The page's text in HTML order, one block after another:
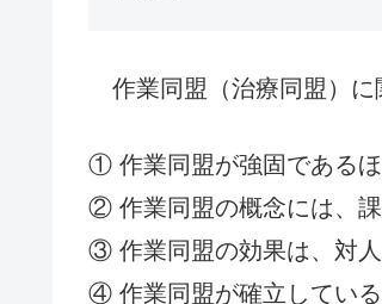
作業同盟（治療同盟）に
① 作業同盟が強固であるほ
② 作業同盟の概念には、課
③ 作業同盟の効果は、対人
④ 作業同盟が確立している